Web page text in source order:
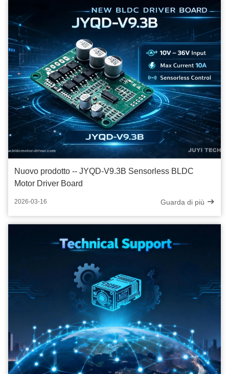
Nuovo prodotto -- JYQD-V9.3B Sensorless BLDC
Motor Driver Board
2026-03-16 Guarda di più